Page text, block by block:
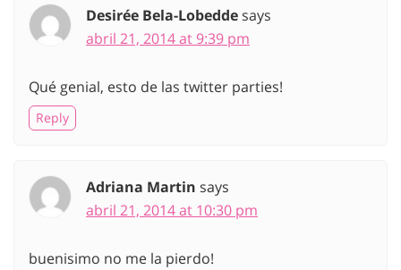
Desirée Bela-Lobeddesays
abril 21, 2014 at 9:39 pm
Qué genial, esto de las twitter parties!
Reply
Adriana Martin says
abril 21, 2014 at 10:30 pm
buenisimo no me la pierdo!